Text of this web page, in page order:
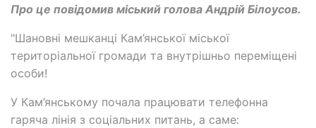
Про це повідомив міський голова Андрій Білоусов.
"Шановні мешканці Кам’янської міської
територіальної громади та внутрішньо переміщені
особи!
У Кам’янському почала працювати телефонна
гаряча лінія з соціальних питань, а саме: